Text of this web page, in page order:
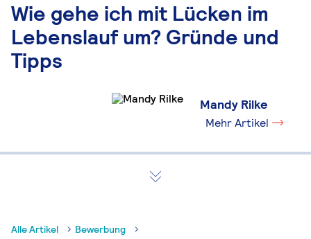
Wie gehe ich mit Lücken im
Lebenslauf um? Gründe und
Tipps
Mandy Rilke
Mehr Artikel
Alle Artikel
Bewerbung